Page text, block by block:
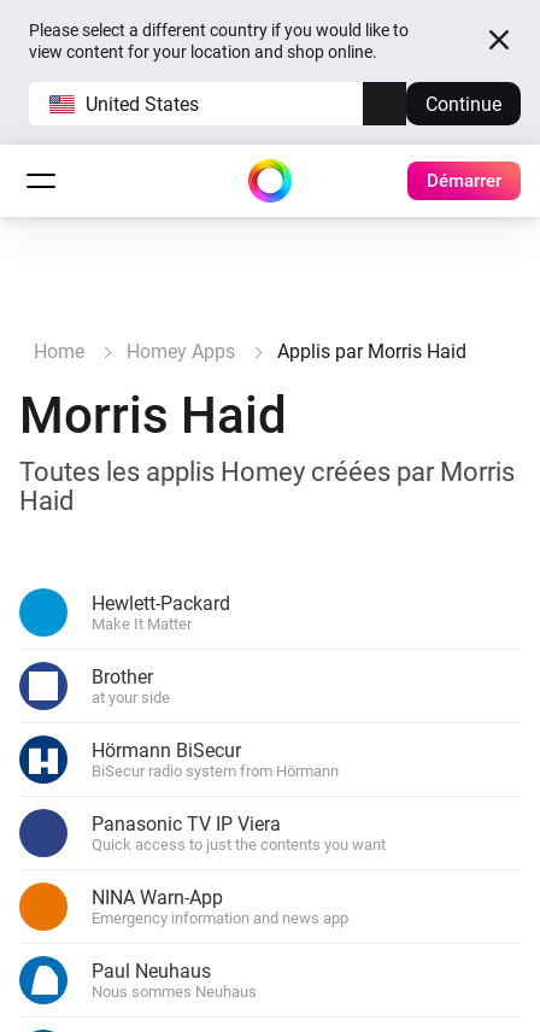
Please select a different country if you would like to
view content for your location and shop online.
United States Continue
Démarrer
Home Homey Apps Applis par Morris Haid
Morris Haid
Toutes les applis Homey créées par Morris
Haid
Hewlett-Packard
Make It Matter
Brother
at your side
Hörmann BiSecur
BiSecur radio system from Hörmann
Panasonic TV IP Viera
Quick access to just the contents you want
NINA Warn-App
Emergency information and news app
Paul Neuhaus
Nous sommes Neuhaus